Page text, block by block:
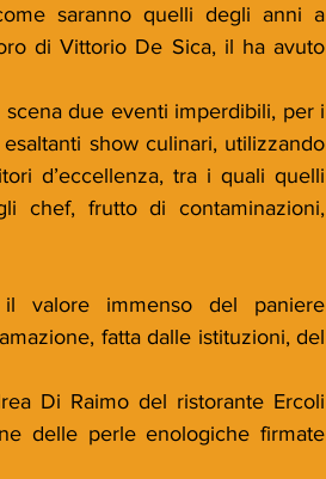
saranno quelli degli anni a
di Vittorio De Sica, il ha avuto
due eventi imperdibili, per i
show culinari, utilizzando
d’eccellenza, tra i quali quelli
chef, frutto di contaminazioni,
valore immenso del paniere
fatta dalle istituzioni, del
Di Raimo del ristorante Ercoli
delle perle enologiche firmate